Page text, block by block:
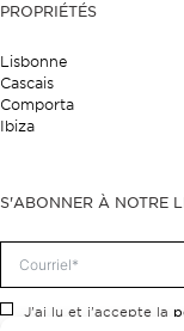
PROPRIÉTÉS
Lisbonne
Cascais
Comporta
Ibiza
S'ABONNER À NOTRE
J'ai lu et j'accepte la